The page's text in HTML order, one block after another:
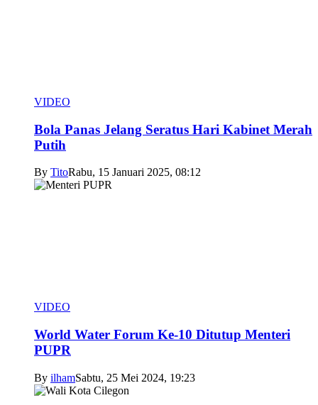
VIDEO
Bola Panas Jelang Seratus Hari Kabinet Merah
Putih
By TitoRabu, 15 Januari 2025, 08:12
VIDEO
World Water Forum Ke-10 Ditutup Menteri
PUPR
By ilhamSabtu, 25 Mei 2024, 19:23